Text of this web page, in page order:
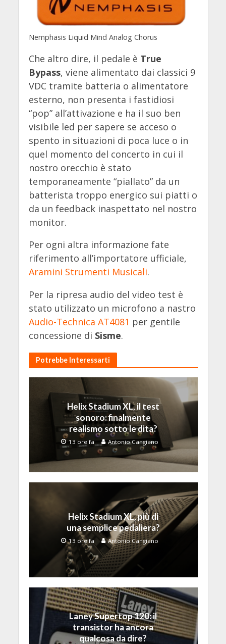
Nemphasis Liquid Mind Analog Chorus
Che altro dire, il pedale è True
Bypass, viene alimentato dai classici 9
VDC tramite batteria o alimentatore
esterno, non presenta i fastidiosi
“pop” all’attivazione e ha il suo ben
visibile led per sapere se acceso o
spento in situazioni di poca luce o in
quel momento del concerto in cui il
nostro orecchio è stato
temporaneamente “piallato” da un
batterista troppo energico sui piatti o
da un feedback inaspettato nel nostro
monitor.
Per ogni altra informazione fate
riferimento all’importatore ufficiale,
Aramini Strumenti Musicali.
Per la ripresa audio del video test è
stato utilizzato un microfono a nastro
Audio-Technica AT4081 per gentile
concessione di Sisme.
Potrebbe Interessarti
Helix Stadium XL, il test
sonoro: finalmente
realismo sotto le dita?
13 ore fa Antonio Cangiano
Helix Stadium XL, più di
una semplice pedaliera?
13 ore fa Antonio Cangiano
Laney Supertop 120: il
transistor ha ancora
qualcosa da dire?